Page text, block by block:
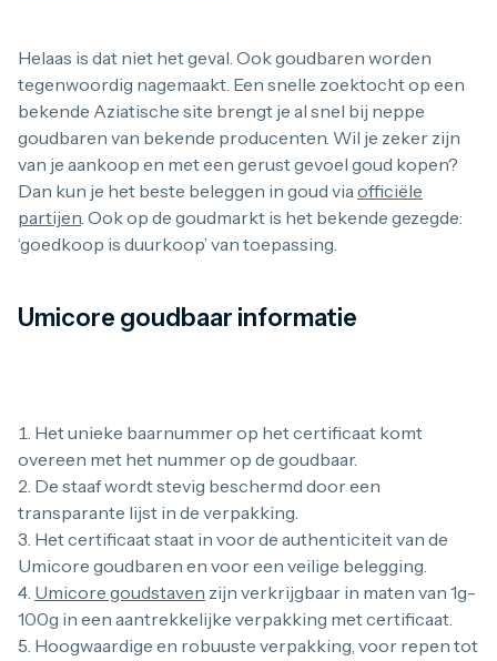
Helaas is dat niet het geval. Ook goudbaren worden
tegenwoordig nagemaakt. Een snelle zoektocht op een
bekende Aziatische site brengt je al snel bij neppe
goudbaren van bekende producenten. Wil je zeker zijn
van je aankoop en met een gerust gevoel goud kopen?
Dan kun je het beste beleggen in goud viaofficiële
partijen. Ook op de goudmarkt is het bekende gezegde:
‘goedkoop is duurkoop’ van toepassing.
Umicore goudbaar informatie
Het unieke baarnummer op het certificaat komt
overeen met het nummer op de goudbaar.
De staaf wordt stevig beschermd door een
transparante lijst in de verpakking.
Het certificaat staat in voor de authenticiteit van de
Umicore goudbaren en voor een veilige belegging.
Umicore goudstaven zijn verkrijgbaar in maten van 1g-
100g in een aantrekkelijke verpakking met certificaat.
Hoogwaardige en robuuste verpakking, voor repen tot